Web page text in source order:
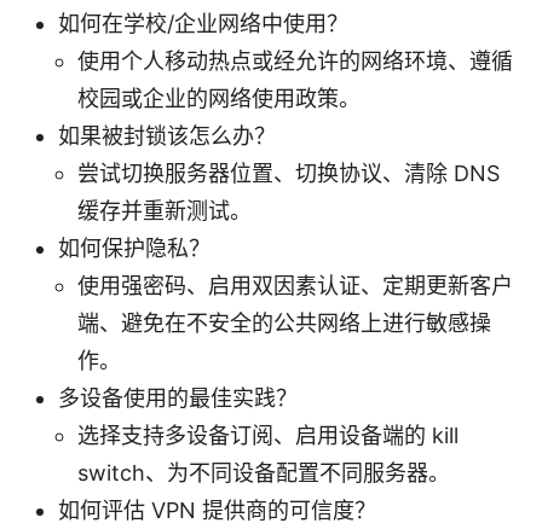
如何在学校/企业网络中使用？
使用个人移动热点或经允许的网络环境、遵循
校园或企业的网络使用政策。
如果被封锁该怎么办？
尝试切换服务器位置、切换协议、清除 DNS
缓存并重新测试。
如何保护隐私？
使用强密码、启用双因素认证、定期更新客户
端、避免在不安全的公共网络上进行敏感操
作。
多设备使用的最佳实践？
选择支持多设备订阅、启用设备端的 kill
switch、为不同设备配置不同服务器。
如何评估 VPN 提供商的可信度？